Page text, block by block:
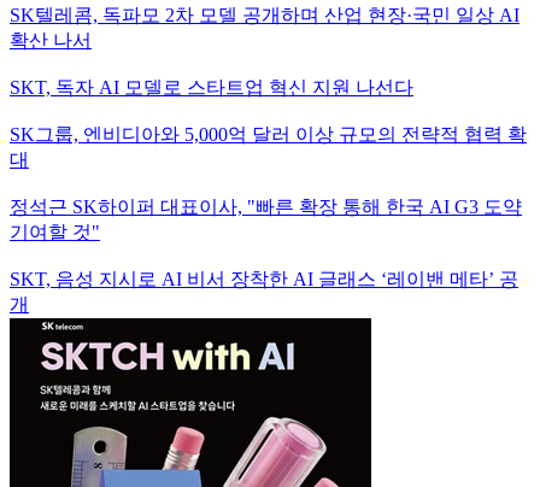
SK텔레콤, 독파모 2차 모델 공개하며 산업 현장·국민 일상 AI
확산 나서
SKT, 독자 AI 모델로 스타트업 혁신 지원 나선다
SK그룹, 엔비디아와 5,000억 달러 이상 규모의 전략적 협력 확
대
정석근 SK하이퍼 대표이사, "빠른 확장 통해 한국 AI G3 도약
기여할 것"
SKT, 음성 지시로 AI 비서 장착한 AI 글래스 ‘레이밴 메타’ 공
개